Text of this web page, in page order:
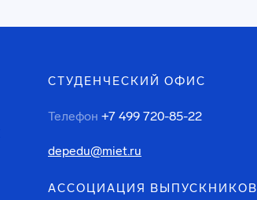
СТУДЕНЧЕСКИЙ ОФИС
Телефон +7 499 720-85-22
depedu@miet.ru
АССОЦИАЦИЯ ВЫПУСКНИКОВ